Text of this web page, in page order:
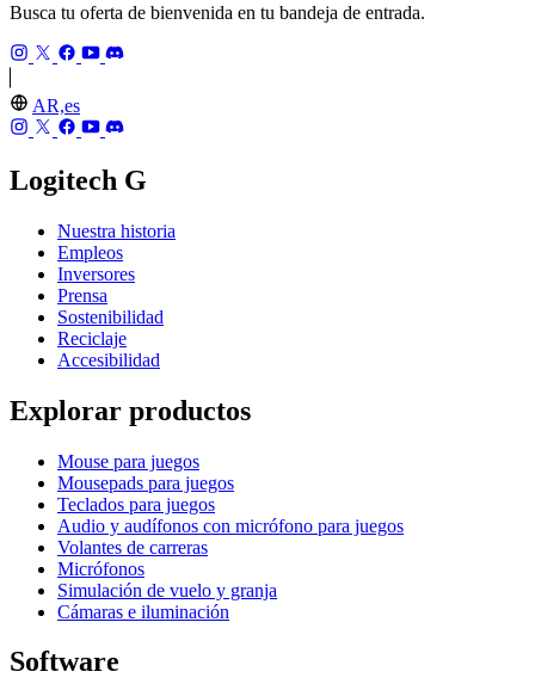
Busca tu oferta de bienvenida en tu bandeja de entrada.
AR,es
Logitech G
Nuestra historia
Empleos
Inversores
Prensa
Sostenibilidad
Reciclaje
Accesibilidad
Explorar productos
Mouse para juegos
Mousepads para juegos
Teclados para juegos
Audio y audífonos con micrófono para juegos
Volantes de carreras
Micrófonos
Simulación de vuelo y granja
Cámaras e iluminación
Software